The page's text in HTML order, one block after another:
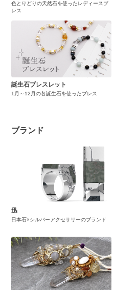
色とりどりの天然石を使ったレディースブ
レス
誕生石ブレスレット
1月～12月の各誕生石を使ったブレス
ブランド
迅
日本石×シルバーアクセサリーのブランド